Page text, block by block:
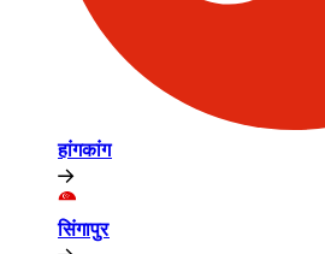
हांगकांग​​
सिंगापुर​​